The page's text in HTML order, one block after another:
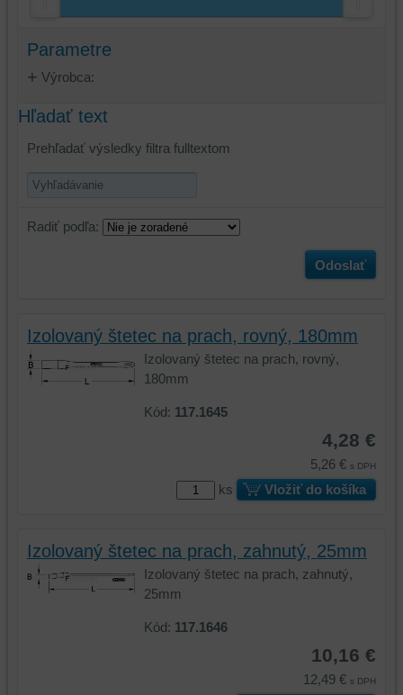
Parametre
Výrobca:
Hľadať text
Prehľadať výsledky filtra fulltextom
Radiť podľa:
Odoslať
Izolovaný štetec na prach, rovný, 180mm
Izolovaný štetec na prach, rovný,
180mm
Kód: 117.1645
4,28 €
5,26 € s DPH
ks Vložiť do košíka
Izolovaný štetec na prach, zahnutý, 25mm
Izolovaný štetec na prach, zahnutý,
25mm
Kód: 117.1646
10,16 €
12,49 € s DPH